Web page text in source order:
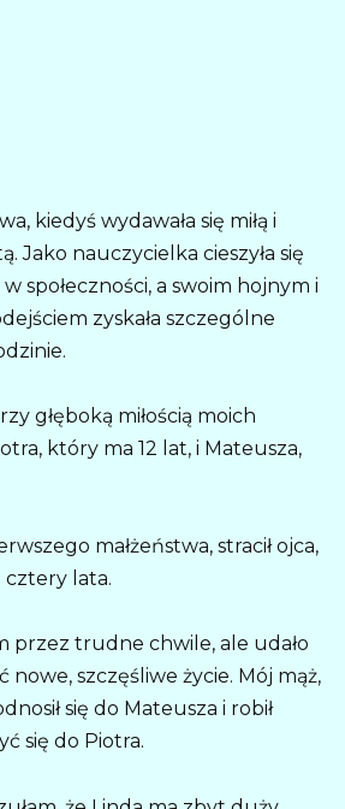
kiedyś wydawała się miłą i
Jako nauczycielka cieszyła się
społeczności, a swoim hojnym i
zyskała szczególne
głęboką miłością moich
który ma 12 lat, i Mateusza,
małżeństwa, stracił ojca,
cztery lata.
przez trudne chwile, ale udało
nowe, szczęśliwe życie. Mój mąż,
się do Mateusza i robił
się do Piotra.